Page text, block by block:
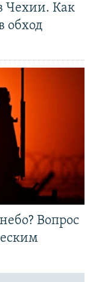
Чехии. Как
обход
Вопрос